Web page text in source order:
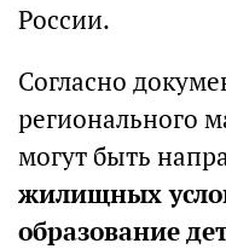
России.
Согласно
регионального
могут быть
жилищных
образование